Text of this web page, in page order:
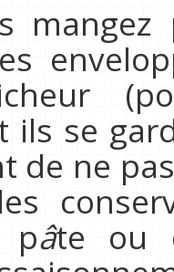
ils se
de ne
pâte ou